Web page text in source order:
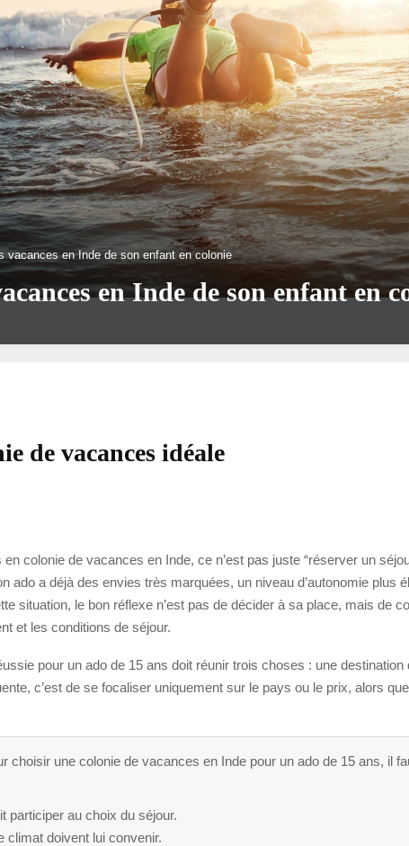
vacances en Inde de son enfant en colonie
en Inde de son enfant en
de vacances idéale
colonie de vacances en Inde, ce n’est pas juste “réserver un
ado a déjà des envies très marquées, un niveau d’autonomie
situation, le bon réflexe n’est pas de décider à sa place, mais de
et les conditions de séjour.
pour un ado de 15 ans doit réunir trois choses : une
c’est de se focaliser uniquement sur le pays ou le prix, alors
choisir une colonie de vacances en Inde pour un ado de 15 ans, il
participer au choix du séjour.
climat doivent lui convenir.